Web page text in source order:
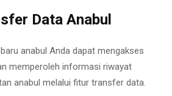
Data Anabul
anabul Anda dapat mengakses
memperoleh informasi riwayat
anabul melalui fitur transfer data.